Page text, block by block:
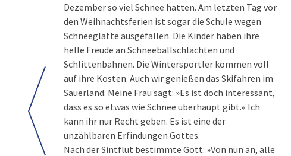
Dezember so viel Schnee hatten. Am letzten Tag vor
den Weihnachtsferien ist sogar die Schule wegen
Schneeglätte ausgefallen. Die Kinder haben ihre
helle Freude an Schneeballschlachten und
Schlittenbahnen. Die Wintersportler kommen voll
auf ihre Kosten. Auch wir genießen das Skifahren im
Sauerland. Meine Frau sagt: »Es ist doch interessant,
dass es so etwas wie Schnee überhaupt gibt.« Ich
kann ihr nur Recht geben. Es ist eine der
unzählbaren Erfindungen Gottes.
Nach der Sintflut bestimmte Gott: »Von nun an, alle